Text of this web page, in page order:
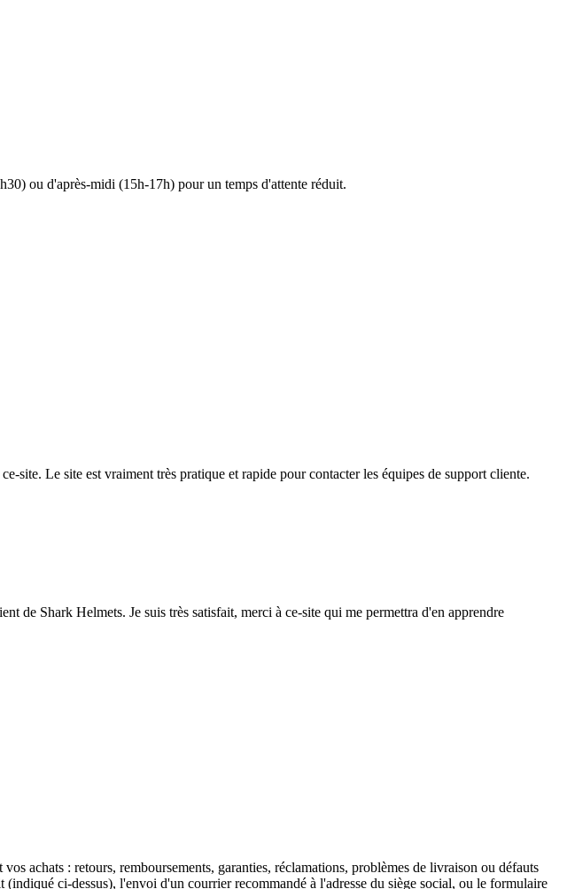
ou d'après-midi (15h-17h) pour un temps d'attente réduit.
Le site est vraiment très pratique et rapide pour contacter les équipes de support cliente.
de Shark Helmets. Je suis très satisfait, merci à ce-site qui me permettra d'en apprendre
achats : retours, remboursements, garanties, réclamations, problèmes de livraison ou défauts
ci-dessus), l'envoi d'un courrier recommandé à l'adresse du siège social, ou le formulaire